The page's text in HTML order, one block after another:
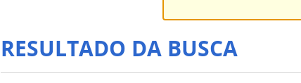
RESULTADO DA BUSCA